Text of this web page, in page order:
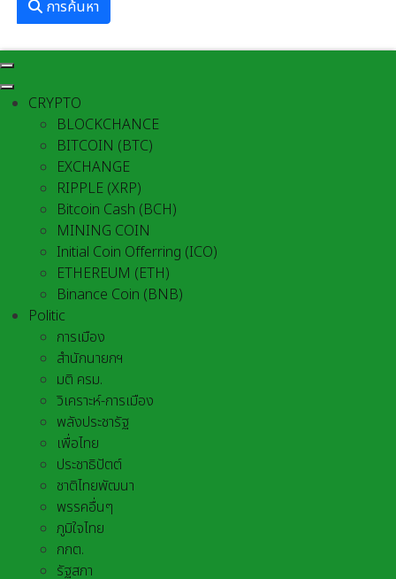
การค้นหา
CRYPTO
BLOCKCHANCE
BITCOIN (BTC)
EXCHANGE
RIPPLE (XRP)
Bitcoin Cash (BCH)
MINING COIN
Initial Coin Offerring (ICO)
ETHEREUM (ETH)
Binance Coin (BNB)
Politic
การเมือง
สำนักนายกฯ
มติ ครม.
วิเคราะห์-การเมือง
พลังประชารัฐ
เพื่อไทย
ประชาธิปัตต์
ชาติไทยพัฒนา
พรรคอื่นๆ
ภูมิใจไทย
กกต.
รัฐสภา